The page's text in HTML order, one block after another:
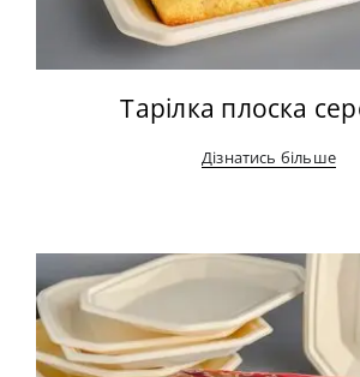
Тарілка плоска
Дізнатись більше